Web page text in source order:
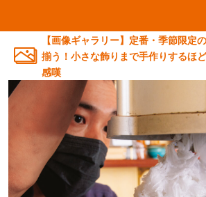
【画像ギャラリー】定番・季節限定
揃う！小さな飾りまで手作りするほ
感嘆